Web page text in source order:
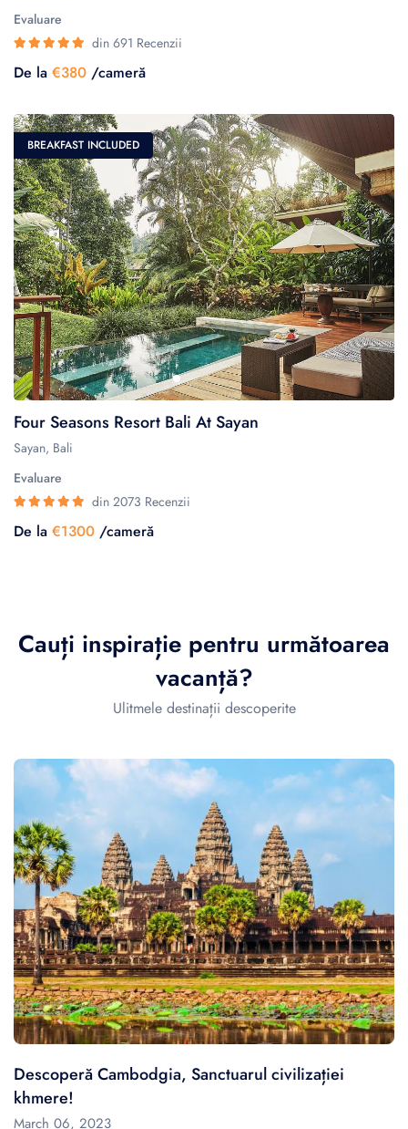
Evaluare
din 691 Recenzii
De la €380 /cameră
BREAKFAST INCLUDED
Four Seasons Resort Bali At Sayan
Sayan, Bali
Evaluare
din 2073 Recenzii
De la €1300 /cameră
Cauți inspirație pentru următoarea
vacanță?
Ulitmele destinații descoperite
Descoperă Cambodgia, Sanctuarul civilizației
khmere!
March 06, 2023